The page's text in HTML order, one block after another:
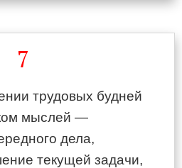
7
трудовых будней
мыслей —
дела,
текущей задачи,